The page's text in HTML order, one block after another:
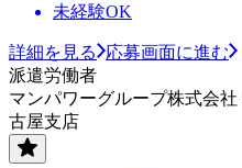
未経験OK
詳細を見る
応募画面に進む
派遣労働者
マンパワーグループ株式会
古屋支店